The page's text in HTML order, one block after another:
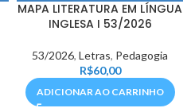
MAPA LITERATURA EM LÍNGUA
INGLESA I 53/2026
53/2026, Letras, Pedagogia
R$60,00
ADICIONAR AO CARRINHO